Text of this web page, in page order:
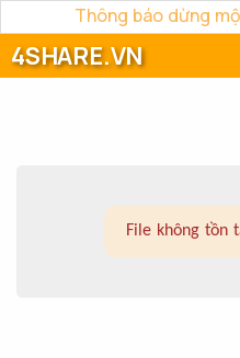
Thông báo dừng
4SHARE.VN
File không tồn